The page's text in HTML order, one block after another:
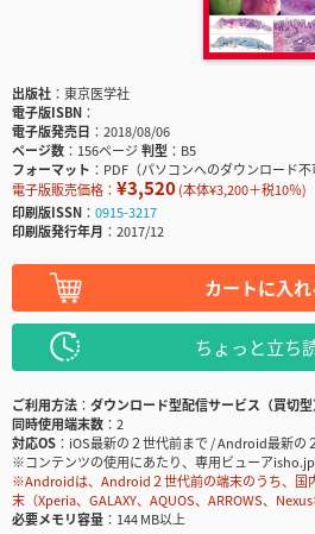
出版社
東京医学社
電子版ISBN
電子版発売日
2018/08/06
ページ数
156ページ判型
B5
フォーマット
PDF（パソコンへのダウンロード不
電子版販売価格： ¥3,520(本体¥3,200＋税10％)
印刷版ISSN
0915-3217
印刷版発行年月
2017/12
カートに入れ
ちょっと立ち
ご利用方法
ダウンロード型配信サービス（買切型
同時使用端末数
2
対応OS
iOS最新の２世代前まで / Android最新の
※コンテンツの使用にあたり、専用ビューア
※Androidは、Android２世代前の端末のうち、国
末（Xperia、GALAXY、AQUOS、ARROWS、
必要メモリ容量
144 MB以上